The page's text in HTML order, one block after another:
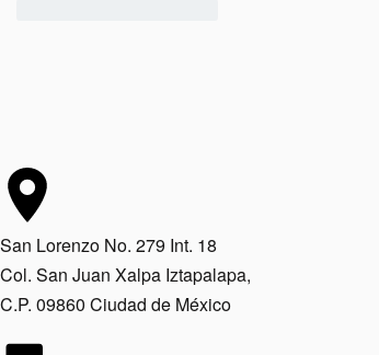
San Lorenzo No. 279 Int. 18
Col. San Juan Xalpa Iztapalapa,
C.P. 09860 Ciudad de México